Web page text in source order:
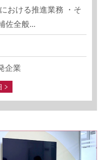
おける推進業務 ・そ
佐全般...
企業